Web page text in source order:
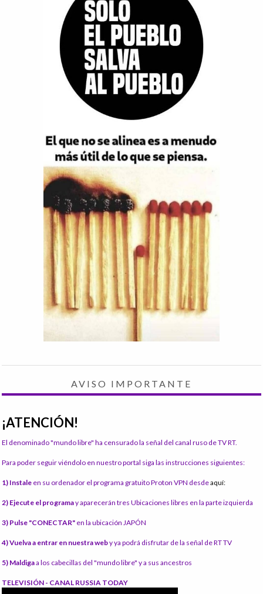
AVISO IMPORTANTE
¡ATENCIÓN!
El denominado "mundo libre" ha censurado la señal del canal ruso de TV RT.
Para poder seguir viéndolo en nuestro portal siga las instrucciones siguientes:
1) Instale en su ordenador el programa gratuito Proton VPN desdeaquí:
2) Ejecute el programay aparecerán tres Ubicaciones libres en la parte izquierda
3) Pulse "CONECTAR" en la ubicación JAPÓN
4) Vuelva a entrar en nuestra weby ya podrá disfrutar de la señal de RT TV
5) Maldigaa los cabecillas del "mundo libre" y a sus ancestros
TELEVISIÓN - CANAL RUSSIA TODAY